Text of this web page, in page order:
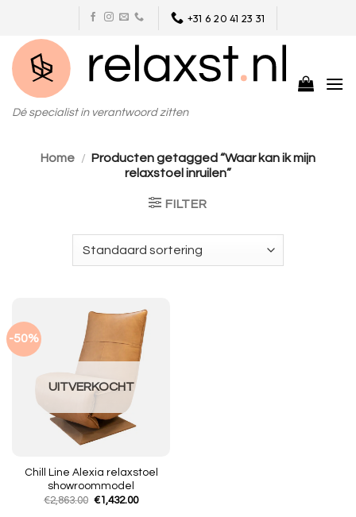
content
+31 6 20 41 23 31
Dé specialist in verantwoord zitten
Home / Producten getagged “Waar kan ik mijn
relaxstoel inruilen”
FILTER
-50%
UITVERKOCHT
Chill Line Alexia relaxstoel
showroommodel
€2,863.00 Oorspronkelijke
€1,432.00Huidige